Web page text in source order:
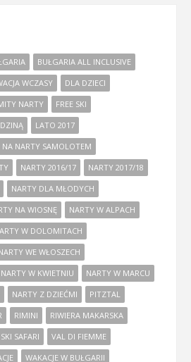
BUŁGARIA ALL INCLUSIVE
WCZASY
DLA DZIECI
NARTY
FREE SKI
LATO 2017
NA NARTY SAMOLOTEM
NARTY 2016/17
NARTY 2017/18
NARTY DLA MŁODYCH
NA WIOSNĘ
NARTY W ALPACH
W DOLOMITACH
WE WŁOSZECH
NARTY W KWIETNIU
NARTY W MARCU
NARTY Z DZIEĆMI
PITZTAL
RIMINI
RIWIERA MAKARSKA
SKI SAFARI
VAL DI FIEMME
WAKACJE W BUŁGARII